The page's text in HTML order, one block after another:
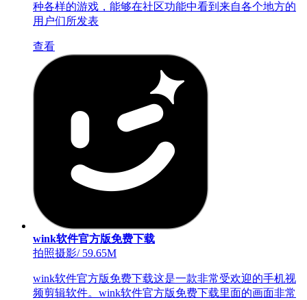
种各样的游戏，能够在社区功能中看到来自各个地方的
用户们所发表
查看
wink软件官方版免费下载
拍照摄影/59.65M
wink软件官方版免费下载这是一款非常受欢迎的手机视
频剪辑软件。wink软件官方版免费下载里面的画面非常